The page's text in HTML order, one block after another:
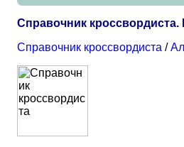
Справочник
Справочник кроссвордиста /